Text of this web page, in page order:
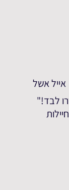
אייל אשל
לבד!"